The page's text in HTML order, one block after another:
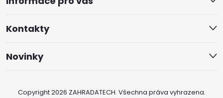
Kontakty
Novinky
Copyright 2026 ZAHRADATECH. Všechna práva vyhrazena.